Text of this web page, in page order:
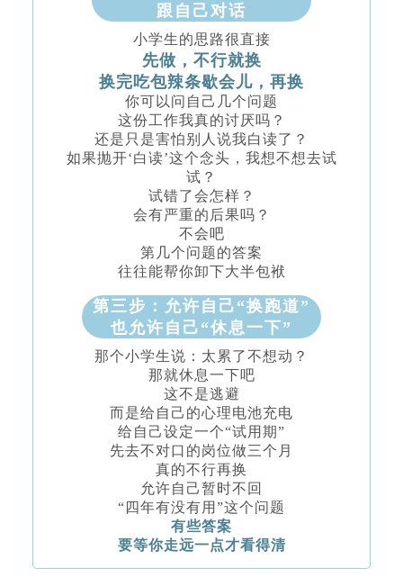
跟自己对话
小学生的思路很直接
先做，不行就换
换完吃包辣条歇会儿，再换
你可以问自己几个问题
这份工作我真的讨厌吗？
还是只是害怕别人说我白读了？
如果抛开‘白读’这个念头，我想不想去试
试？
试错了会怎样？
会有严重的后果吗？
不会吧
第几个问题的答案
往往能帮你卸下大半包袱
第三步：允许自己“换跑道”
也允许自己“休息一下”
那个小学生说：太累了不想动？
那就休息一下吧
这不是逃避
而是给自己的心理电池充电
给自己设定一个“试用期”
先去不对口的岗位做三个月
真的不行再换
允许自己暂时不回
“四年有没有用”这个问题
有些答案
要等你走远一点才看得清